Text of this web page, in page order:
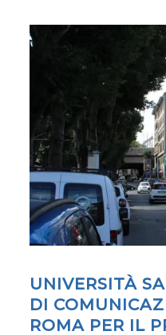
UNIVERSITÀ
DI
ROMA PER IL